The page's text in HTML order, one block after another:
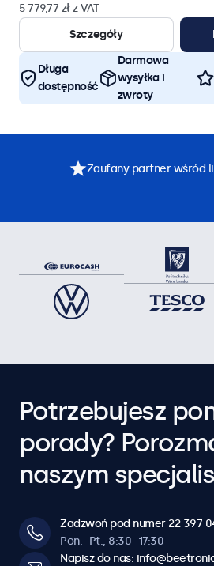
5 779,77 zł z VAT
Szczegóły
Długa
dostępność
Darmowa
wysyłka i
zwroty
Zaufany partner wśród
Potrzebujesz
porady?
naszym
Zadzwoń pod numer 22 397
Pon.–Pt., 8:30–17:30
Napisz do nas: